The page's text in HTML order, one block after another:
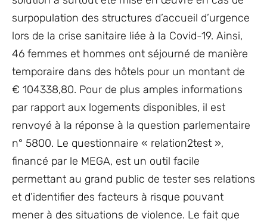
surpopulation des structures d’accueil d’urgence
lors de la crise sanitaire liée à la Covid-19. Ainsi,
46 femmes et hommes ont séjourné de manière
temporaire dans des hôtels pour un montant de
€ 104338,80. Pour de plus amples informations
par rapport aux logements disponibles, il est
renvoyé à la réponse à la question parlementaire
n° 5800. Le questionnaire « relation2test »,
financé par le MEGA, est un outil facile
permettant au grand public de tester ses relations
et d’identifier des facteurs à risque pouvant
mener à des situations de violence. Le fait que